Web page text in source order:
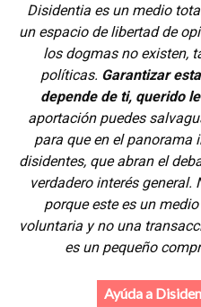
Disidentia es un medio
un espacio de libertad de
los dogmas no existen,
políticas. Garantizar
depende de ti, querido
aportación puedes
para que en el
disidentes, que abran el
verdadero interés general.
porque este es un
voluntaria y no una
es un pequeño
Ayúda a